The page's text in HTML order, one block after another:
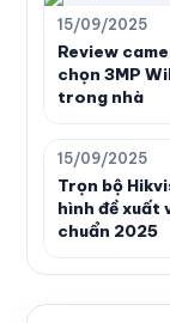
15/09/2025
Review
chọn 3MP
trong nhà
15/09/2025
Trọn bộ
hình đề xuất
chuẩn 2025